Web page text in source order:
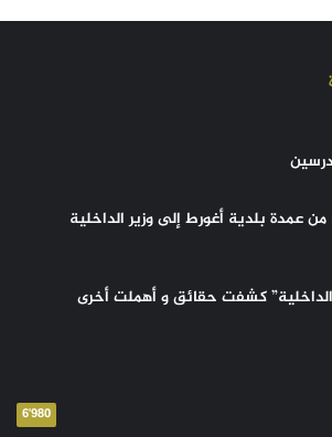
عمدة بلدية أغورط إلى وزير الداخلية
الداخلية” كشفت حقائق و أهملت أخرى
6٬980